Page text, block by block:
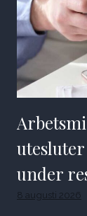
under
8 augusti 2026